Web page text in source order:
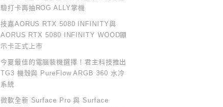
驗打卡再抽ROG ALLY掌機
技嘉AORUS RTX 5080 INFINITY與
AORUS RTX 5080 INFINITY WOOD顯
示卡正式上市
今夏最佳的電腦裝機選擇！君主科技推出
TG3 機殼與 PureFlow ARGB 360 水冷
系統
微軟全新 Surface Pro 與 Surface